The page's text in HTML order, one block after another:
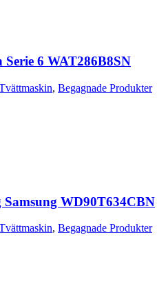
6 WAT286B8SN
, Begagnade Produkter
WD90T634CBN
, Begagnade Produkter